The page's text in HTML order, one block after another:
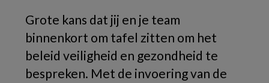
Grote kans dat jij en je team
binnenkort om tafel zitten om het
beleid veiligheid en gezondheid te
bespreken. Met de invoering van de